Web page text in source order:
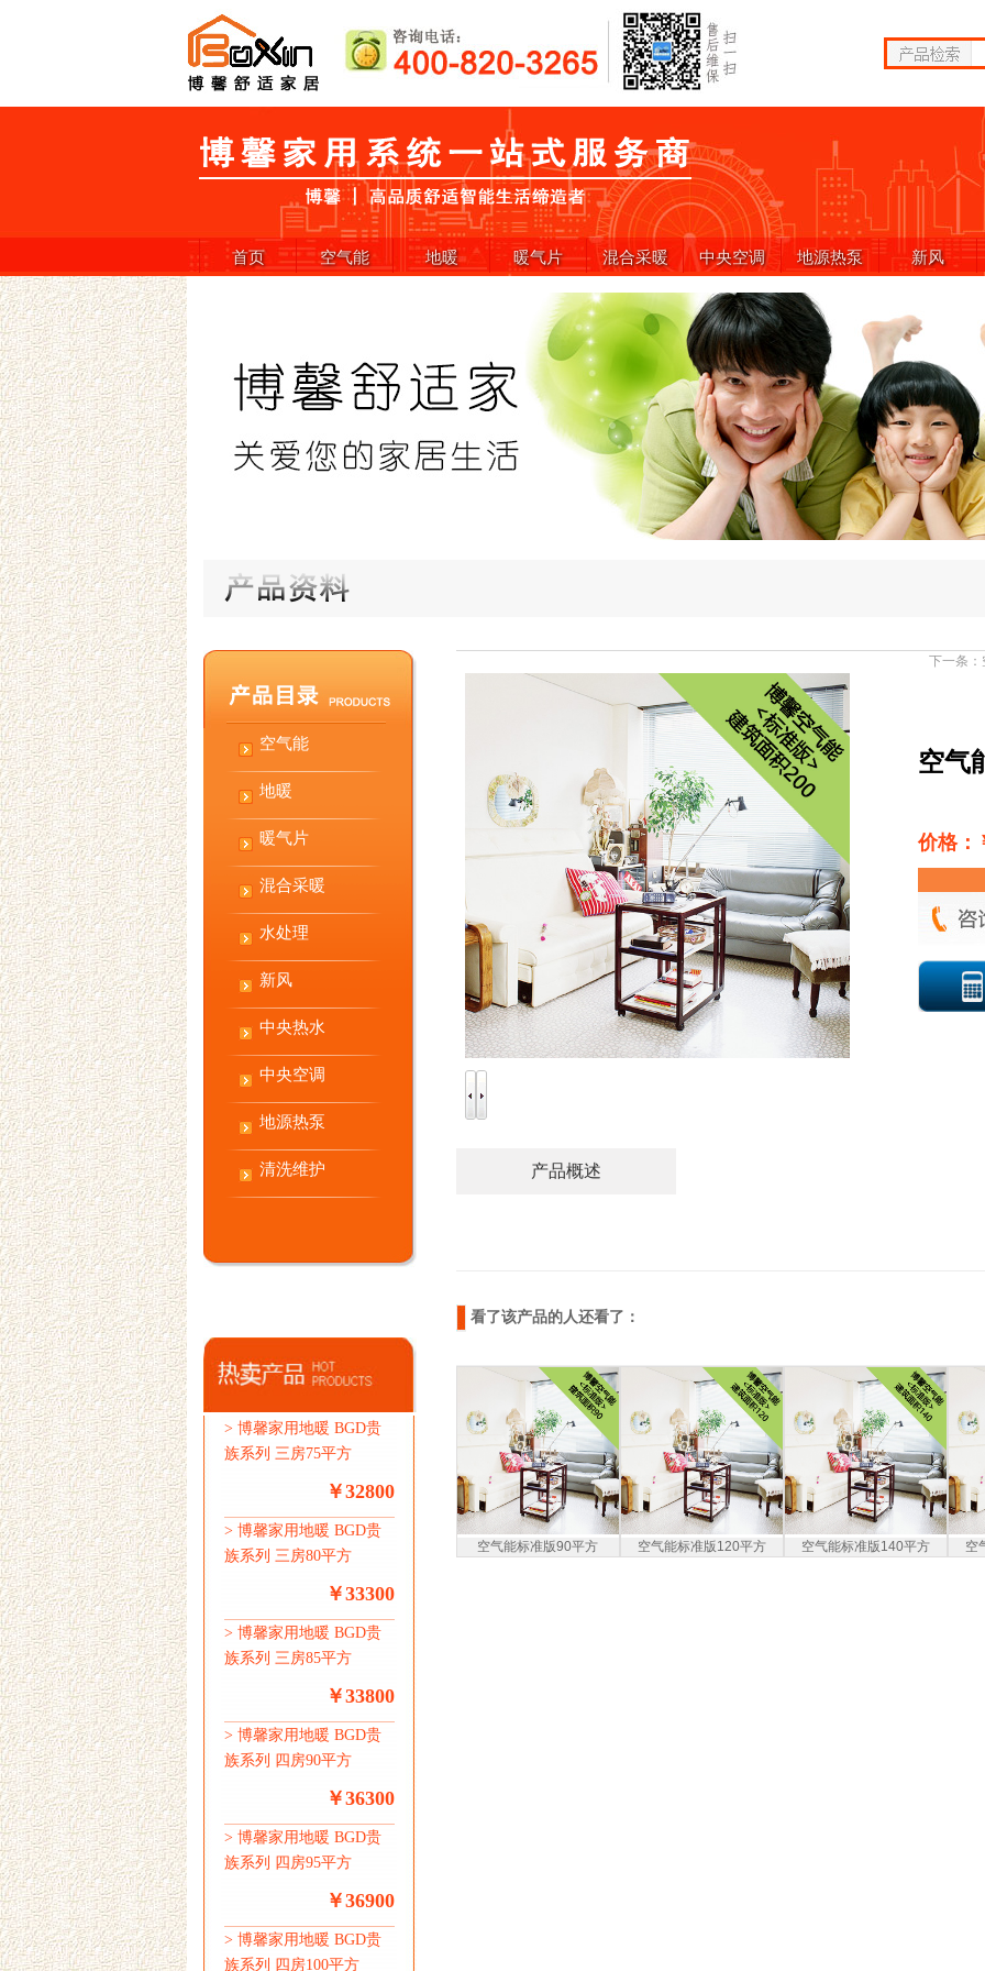
首页 空气能 地暖 暖气片 混合采暖 中央空调 地源热泵 新风
空气能
地暖
暖气片
混合采暖
水处理
新风
中央热水
中央空调
地源热泵
清洗维护
> 博馨家用地暖 BGD贵
族系列 三房75平方
￥32800
> 博馨家用地暖 BGD贵
族系列 三房80平方
￥33300
> 博馨家用地暖 BGD贵
族系列 三房85平方
￥33800
> 博馨家用地暖 BGD贵
族系列 四房90平方
￥36300
> 博馨家用地暖 BGD贵
族系列 四房95平方
￥36900
> 博馨家用地暖 BGD贵
族系列 四房100平方
下一条：
空气
价格：
产品概述
看了该产品的人还看了：
空气能标准版90平方 空气能标准版120平方 空气能标准版140平方 空